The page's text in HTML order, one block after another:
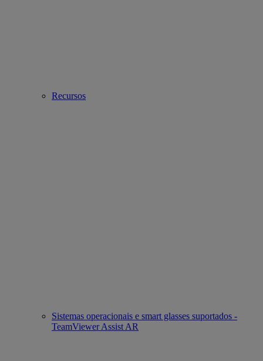
Recursos
Sistemas operacionais e smart glasses suportados -
TeamViewer Assist AR